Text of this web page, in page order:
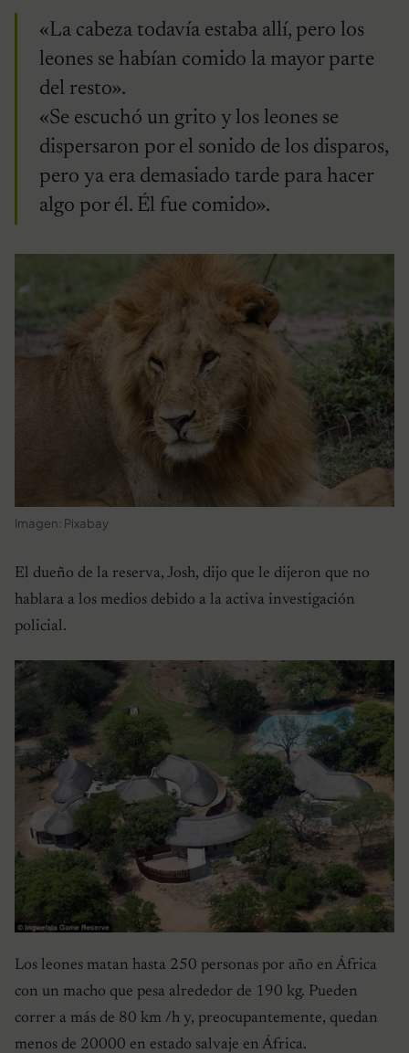
«La cabeza todavía estaba allí, pero los
leones se habían comido la mayor parte
del resto».
«Se escuchó un grito y los leones se
dispersaron por el sonido de los disparos,
pero ya era demasiado tarde para hacer
algo por él. Él fue comido».
Imagen: Pixabay
El dueño de la reserva, Josh, dijo que le dijeron que no
hablara a los medios debido a la activa investigación
policial.
Los leones matan hasta 250 personas por año en África
con un macho que pesa alrededor de 190 kg. Pueden
correr a más de 80 km /h y, preocupantemente, quedan
menos de 20000 en estado salvaje en África.